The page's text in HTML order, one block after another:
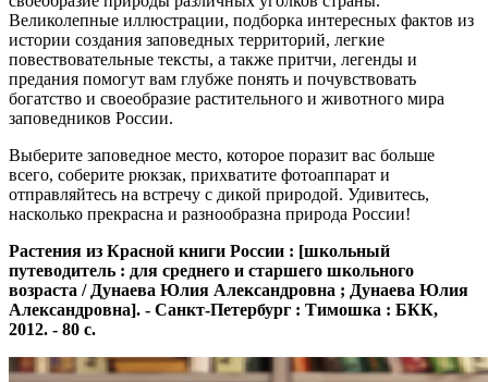
Великолепные иллюстрации, подборка интересных фактов из
истории создания заповедных территорий, легкие
повествовательные тексты, а также притчи, легенды и
предания помогут вам глубже понять и почувствовать
богатство и своеобразие растительного и животного мира
заповедников России.
Выберите заповедное место, которое поразит вас больше
всего, соберите рюкзак, прихватите фотоаппарат и
отправляйтесь на встречу с дикой природой. Удивитесь,
насколько прекрасна и разнообразна природа России!
Растения из Красной книги России : [школьный
путеводитель : для среднего и старшего школьного
возраста / Дунаева Юлия Александровна ; Дунаева Юлия
Александровна]. - Санкт-Петербург : Тимошка : БКК,
2012. - 80 с.